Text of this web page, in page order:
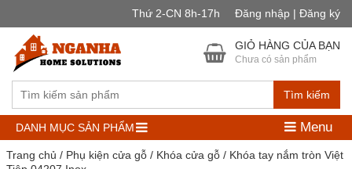
Thứ 2-CN 8h-17h Đăng nhập | Đăng ký
Tìm kiếm
GIỎ HÀNG CỦA BẠN
Chưa có sản phẩm
DANH MỤC SẢN PHẨM Menu
Trang chủ / Phụ kiện cửa gỗ/ Khóa cửa gỗ/ Khóa tay nắm tròn Việt